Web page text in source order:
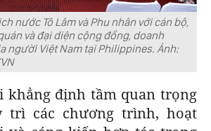
nước Tô Lâm và Phu nhân với cán bộ,
và đại diện cộng đồng, doanh
người Việt Nam tại Philippines. Ảnh:
khẳng định tầm quan trọng
trì các chương trình, hoạt